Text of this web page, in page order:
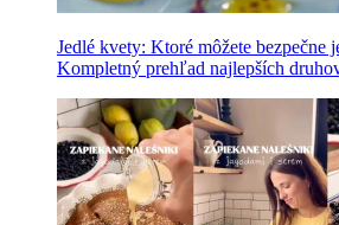
Jedlé kvety: Ktoré môžete bezpečne
Kompletný prehľad najlepších